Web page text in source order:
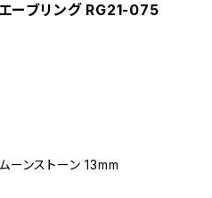
ーブリング RG21-075
ンストーン 13mm